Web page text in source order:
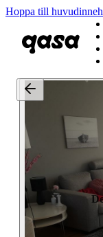
Hoppa till